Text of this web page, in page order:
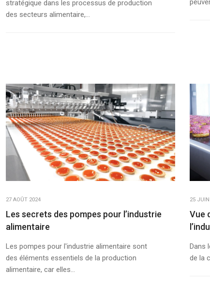
stratégique dans les processus de production
des secteurs alimentaire,...
27 AOÛT 2024
Les secrets des pompes pour l’industrie
alimentaire
Les pompes pour l'industrie alimentaire sont
des éléments essentiels de la production
alimentaire, car elles...
25
Vue
Dans
de la